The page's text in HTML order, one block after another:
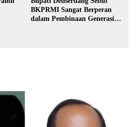
BKPRMI Sangat Berperan
dalam Pembinaan Generasi